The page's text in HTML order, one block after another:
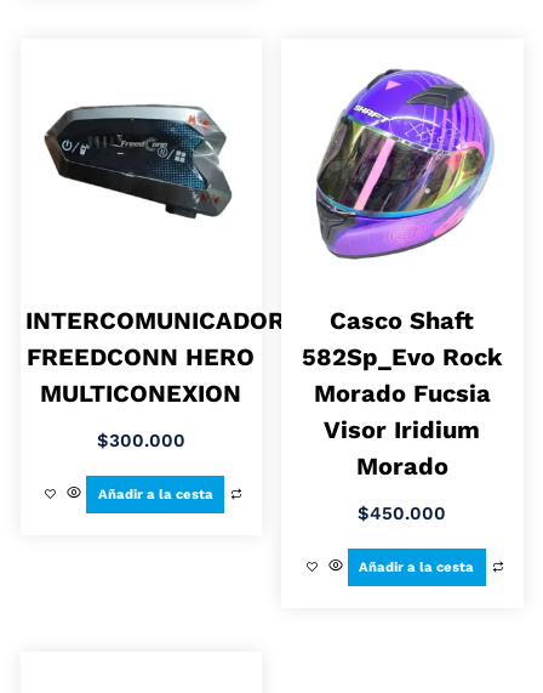
INTERCOMUNICADOR
FREEDCONN HERO
MULTICONEXION
$300.000
Añadir a la cesta
Casco Shaft
582Sp_Evo Rock
Morado Fucsia
Visor Iridium
Morado
$450.000
Añadir a la cesta